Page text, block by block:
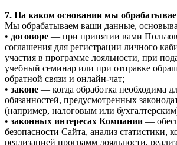
7. На каком основании мы
Мы обрабатываем ваши данные,
• договоре — при принятии вами
соглашения для регистрации личного
участия в программе лояльности, при
учебный семинар или при отправке
обратной связи и онлайн-чат;
• законе — когда обработка необходима
обязанностей, предусмотренных
(например, налоговым или
• законных интересах Компании —
безопасности Сайта, анализ статистики,
реализацией программ лояльности,